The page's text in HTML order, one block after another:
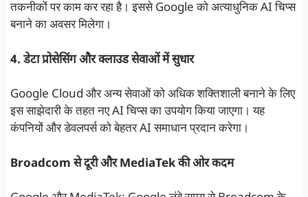
तकनीकों पर काम कर रहा है। इससे Google को अत्याधुनिक AI चिप्स
बनाने का अवसर मिलेगा।
4. डेटा प्रोसेसिंग और क्लाउड सेवाओं में सुधार
Google Cloud और अन्य सेवाओं को अधिक शक्तिशाली बनाने के लिए
इस साझेदारी के तहत नए AI चिप्स का उपयोग किया जाएगा। यह
कंपनियों और डेवलपर्स को बेहतर AI समाधान प्रदान करेगा।
Broadcom से दूरी और MediaTek की ओर कदम